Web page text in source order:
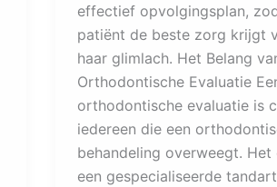
effectief opvolgingsplan,
patiënt de beste zorg krijgt
haar glimlach. Het Belang
Orthodontische Evaluatie
orthodontische evaluatie is
iedereen die een
behandeling overweegt. Het
een gespecialiseerde